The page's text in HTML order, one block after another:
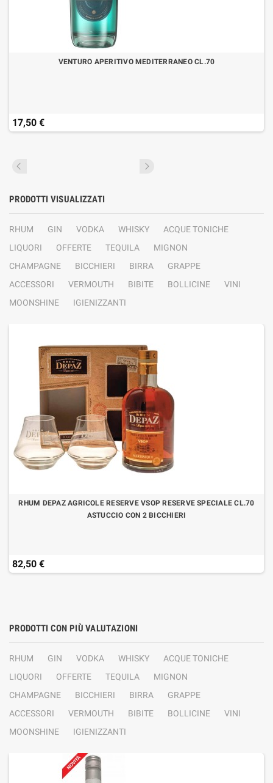
VENTURO APERITIVO MEDITERRANEO CL.70
17,50 €
PRODOTTI VISUALIZZATI
RHUM GIN VODKA WHISKY
ACQUE TONICHE
LIQUORI
OFFERTE TEQUILA
MIGNON
CHAMPAGNE
BICCHIERI BIRRA
GRAPPE
ACCESSORI
VERMOUTH BIBITE BOLLICINE
VINI
MOONSHINE
IGIENIZZANTI
RHUM DEPAZ AGRICOLE RESERVE VSOP RESERVE SPECIALE CL.70
ASTUCCIO CON 2 BICCHIERI
82,50 €
PRODOTTI CON PIÙ VALUTAZIONI
RHUM GIN VODKA WHISKY
ACQUE TONICHE
LIQUORI
OFFERTE TEQUILA
MIGNON
CHAMPAGNE
BICCHIERI BIRRA
GRAPPE
ACCESSORI
VERMOUTH BIBITE BOLLICINE
VINI
MOONSHINE
IGIENIZZANTI